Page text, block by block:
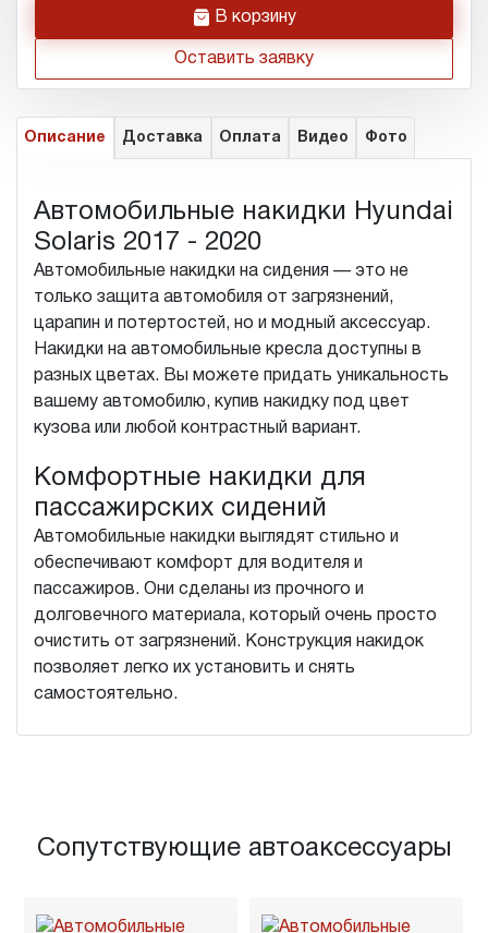
h В корзину
Оставить заявку
Описание Доставка Оплата Видео Фото
Автомобильные накидки Hyundai
Solaris 2017 - 2020
Автомобильные накидки на сидения — это не
только защита автомобиля от загрязнений,
царапин и потертостей, но и модный аксессуар.
Накидки на автомобильные кресла доступны в
разных цветах. Вы можете придать уникальность
вашему автомобилю, купив накидку под цвет
кузова или любой контрастный вариант.
Комфортные накидки для
пассажирских сидений
Автомобильные накидки выглядят стильно и
обеспечивают комфорт для водителя и
пассажиров. Они сделаны из прочного и
долговечного материала, который очень просто
очистить от загрязнений. Конструкция накидок
позволяет легко их установить и снять
самостоятельно.
Сопутствующие автоаксессуары